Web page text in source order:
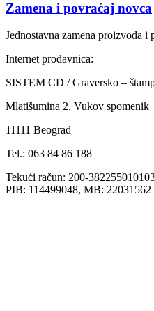
Zamena i povraćaj novca
Jednostavna zamena proizvoda i
Internet prodavnica:
SISTEM CD / Graversko –
Mlatišumina 2, Vukov spomenik
11111 Beograd
Tel.: 063 84 86 188
Tekući račun: 200-
PIB: 114499048, MB: 22031562